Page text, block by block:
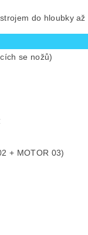
do hloubky až
se nožů)
+ MOTOR 03)